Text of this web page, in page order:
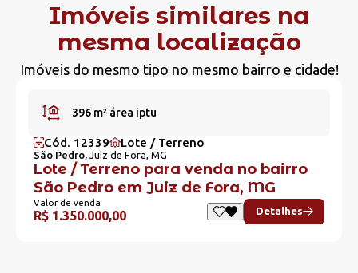
Imóveis similares na
mesma localização
Imóveis do mesmo tipo no mesmo bairro e cidade!
396 m²área iptu
Cód. 12339 Lote / Terreno
São Pedro,Juiz de Fora, MG
Lote / Terreno para venda no bairro
São Pedro em Juiz de Fora, MG
Valor de venda
R$ 1.350.000,00 Detalhes